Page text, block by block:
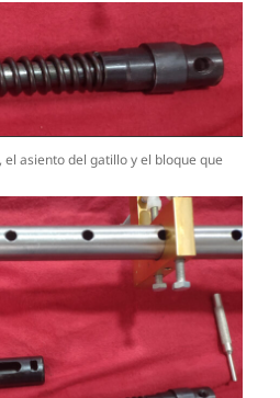
asiento del gatillo y el bloque que